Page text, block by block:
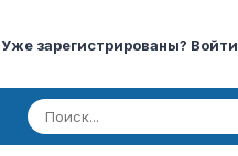
Уже зарегистрированы? Войти